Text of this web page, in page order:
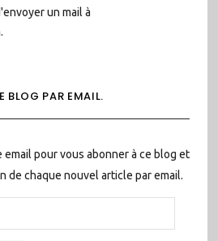
un mail à
BLOG PAR EMAIL.
pour vous abonner à ce blog et
de chaque nouvel article par email.